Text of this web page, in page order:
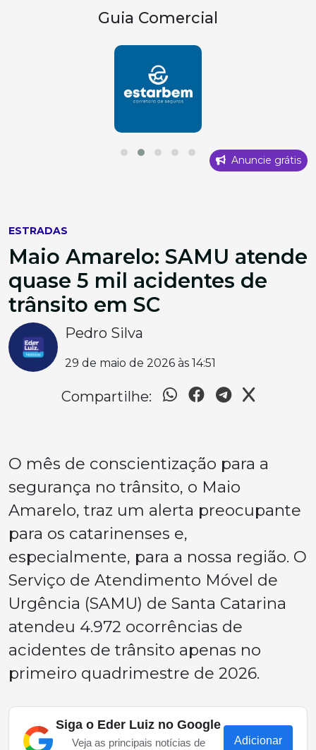
Guia Comercial
Anuncie grátis
ESTRADAS
Maio Amarelo: SAMU atende
quase 5 mil acidentes de
trânsito em SC
Pedro Silva
29 de maio de 2026 às 14:51
Compartilhe:
O mês de conscientização para a
segurança no trânsito, o Maio
Amarelo, traz um alerta preocupante
para os catarinenses e,
especialmente, para a nossa região. O
Serviço de Atendimento Móvel de
Urgência (SAMU) de Santa Catarina
atendeu 4.972 ocorrências de
acidentes de trânsito apenas no
primeiro quadrimestre de 2026.
Siga o Eder Luiz no Google
Veja as principais notícias de
Adicionar